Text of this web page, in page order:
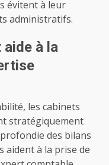
évitent à leur
administratifs.
à la
les cabinets
stratégiquement
des bilans
aident à la prise de